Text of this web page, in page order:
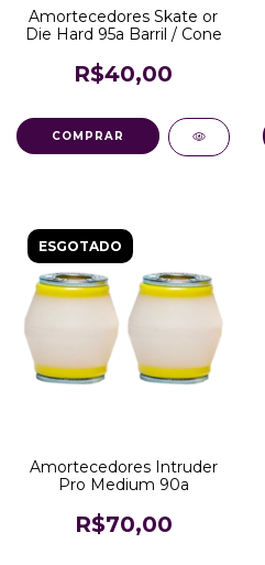
Amortecedores Skate or
Die Hard 95a Barril / Cone
R$40,00
ESGOTADO
Amortecedores Intruder
Pro Medium 90a
R$70,00